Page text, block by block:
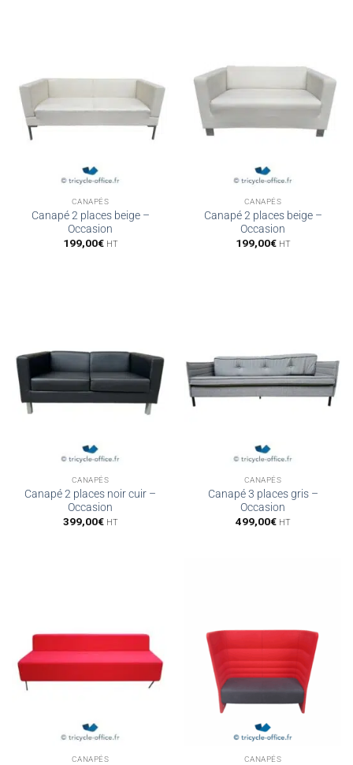
CANAPÉS
Canapé 2 places beige –
Occasion
199,00€ HT
CANAPÉS
Canapé 2 places beige –
Occasion
199,00€ HT
CANAPÉS
Canapé 2 places noir cuir –
Occasion
399,00€ HT
CANAPÉS
Canapé 3 places gris –
Occasion
499,00€ HT
CANAPÉS CANAPÉS